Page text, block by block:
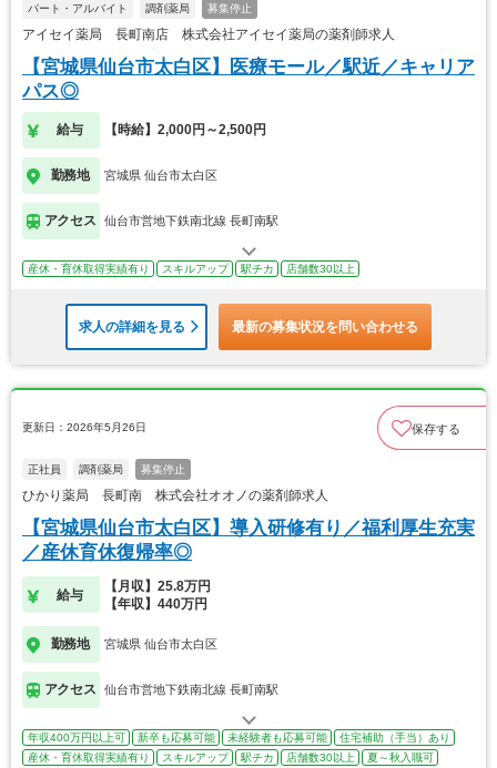
パート・アルバイト 調剤薬局 募集停止
アイセイ薬局 長町南店 株式会社アイセイ薬局の薬剤師求人
【宮城県仙台市太白区】医療モール／駅近／キャリア
パス◎
給与 【時給】2,000円～2,500円
勤務地 宮城県 仙台市太白区
アクセス 仙台市営地下鉄南北線 長町南駅
産休・育休取得実績有り スキルアップ 駅チカ 店舗数30以上
求人の詳細を見る 最新の募集状況を問い合わせる
更新日：2026年5月26日 保存する
正社員 調剤薬局 募集停止
ひかり薬局 長町南 株式会社オオノの薬剤師求人
【宮城県仙台市太白区】導入研修有り／福利厚生充実
／産休育休復帰率◎
給与
【月収】25.8万円
【年収】440万円
勤務地 宮城県 仙台市太白区
アクセス 仙台市営地下鉄南北線 長町南駅
年収400万円以上可 新卒も応募可能 未経験者も応募可能
住宅補助（手当）あり
産休・育休取得実績有り
スキルアップ 駅チカ 店舗数30以上
夏～秋入職可